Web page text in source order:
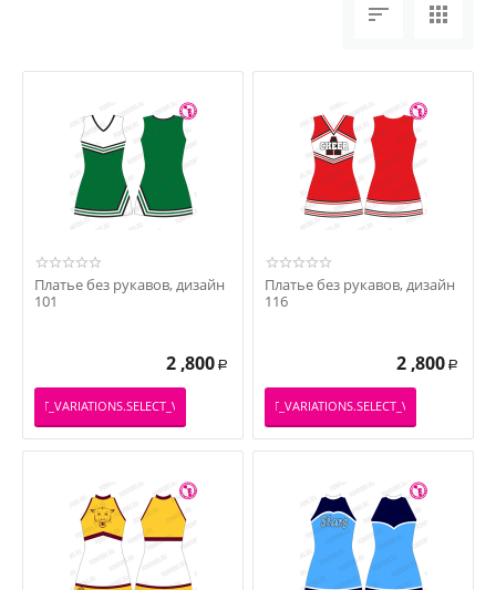
 
Платье без рукавов, дизайн
101
2 ,800 Р
Платье без рукавов, дизайн
116
2 ,800 Р
_PRODUCT_VARIATIONS.SELECT_VARIATION